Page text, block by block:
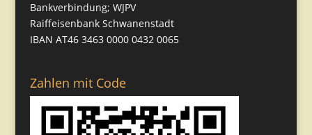
Bankverbindung; WJPV
Raiffeisenbank Schwanenstadt
IBAN AT46 3463 0000 0432 0065
Zahlen mit Code